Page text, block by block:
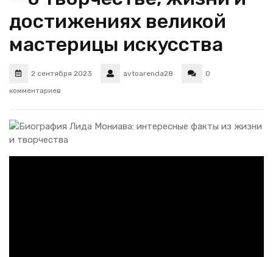
достижениях великой
мастерицы искусства
2 сентября 2023 avtoarenda28
0
комментариев